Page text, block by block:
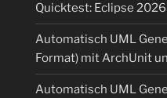
Quicktest: Eclipse
Automatisch UML
Format) mit ArchUnit
Automatisch UML